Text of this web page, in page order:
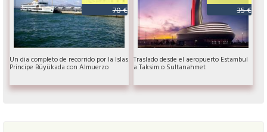
70 €
Un dia completo de recorrido por la Islas
Principe Büyükada con Almuerzo
35 €
Traslado desde el aeropuerto Estambul
a Taksim o Sultanahmet